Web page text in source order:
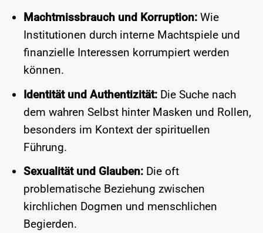
Machtmissbrauch und Korruption:Wie
Institutionen durch interne Machtspiele und
finanzielle Interessen korrumpiert werden
können.
Identität und Authentizität:Die Suche nach
dem wahren Selbst hinter Masken und Rollen,
besonders im Kontext der spirituellen
Führung.
Sexualität und Glauben:Die oft
problematische Beziehung zwischen
kirchlichen Dogmen und menschlichen
Begierden.